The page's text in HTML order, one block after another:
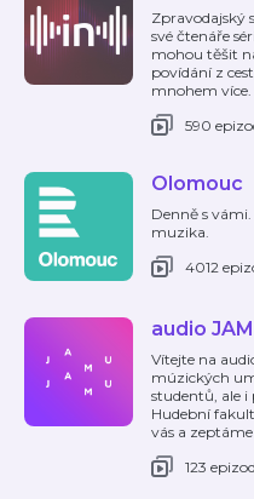
Zpravodajský
své čtenáře
mohou těšit
povídání z
mnohem více.
590
Olomouc
Denně s
muzika.
4012
audio
Vítejte na
múzických
studentů, ale i
Hudební
vás a
123 epizod